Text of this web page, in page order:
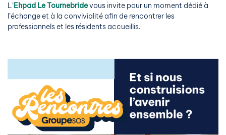
L’Ehpad Le Tournebridevous invite pour un moment dédié à
l’échange et à la convivialité afin de rencontrer les
professionnels et les résidents accueillis.